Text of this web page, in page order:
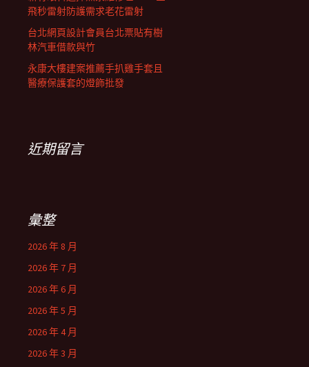
飛秒雷射防護需求老花雷射
台北網頁設計會員台北票貼有樹
林汽車借款與竹
永康大樓建案推薦手扒雞手套且
醫療保護套的燈飾批發
近期留言
彙整
2026 年 8 月
2026 年 7 月
2026 年 6 月
2026 年 5 月
2026 年 4 月
2026 年 3 月